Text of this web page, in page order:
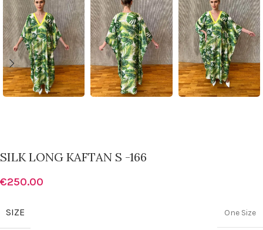
SILK LONG KAFTAN S -166
€250.00
SIZE One Size